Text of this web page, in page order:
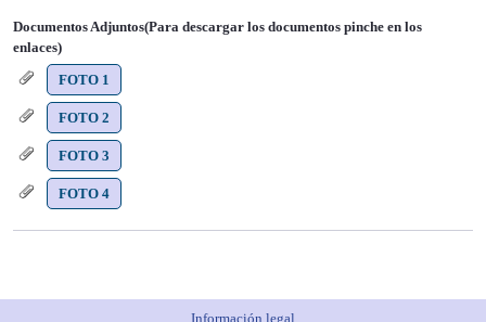
Documentos Adjuntos(Para descargar los documentos pinche en los
enlaces)
FOTO 1
FOTO 2
FOTO 3
FOTO 4
Información legal